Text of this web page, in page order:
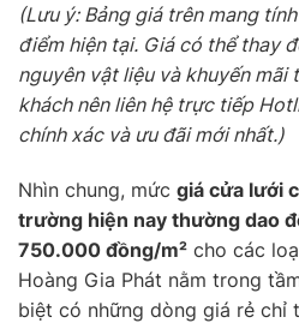
(Lưu ý: Bảng giá trên mang
điểm hiện tại. Giá có thể thay
nguyên vật liệu và khuyến mãi
khách nên liên hệ trực tiếp
chính xác và ưu đãi mới nhất.)
Nhìn chung, mức giá cửa lưới
trường hiện nay thường dao
750.000 đồng/m² cho các
Hoàng Gia Phát nằm trong
biệt có những dòng giá rẻ chỉ